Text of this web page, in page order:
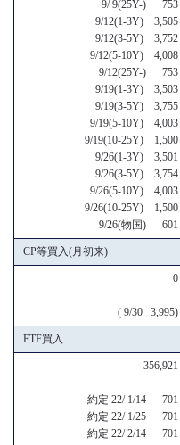
9/ 9(25Y-) 753
9/12(1-3Y) 3,505
9/12(3-5Y) 3,752
9/12(5-10Y) 4,008
9/12(25Y-) 753
9/19(1-3Y) 3,503
9/19(3-5Y) 3,755
9/19(5-10Y) 4,003
9/19(10-25Y) 1,500
9/26(1-3Y) 3,501
9/26(3-5Y) 3,754
9/26(5-10Y) 4,003
9/26(10-25Y) 1,500
9/26(物国) 601
CP等買入(月初来)
0
( 9/30 3,995)
ETF買入
356,921
約定 22/ 1/14 701
約定 22/ 1/25 701
約定 22/ 2/14 701